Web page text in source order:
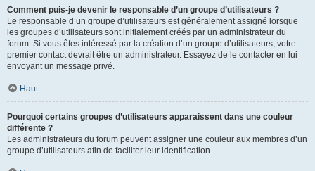
Comment puis-je devenir le responsable d’un groupe d’utilisateurs ?
Le responsable d’un groupe d’utilisateurs est généralement assigné lorsque
les groupes d’utilisateurs sont initialement créés par un administrateur du
forum. Si vous êtes intéressé par la création d’un groupe d’utilisateurs, votre
premier contact devrait être un administrateur. Essayez de le contacter en lui
envoyant un message privé.
Haut
Pourquoi certains groupes d’utilisateurs apparaissent dans une couleur
différente ?
Les administrateurs du forum peuvent assigner une couleur aux membres d’un
groupe d’utilisateurs afin de faciliter leur identification.